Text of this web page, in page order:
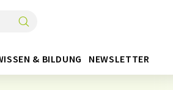
& BILDUNG NEWSLETTER